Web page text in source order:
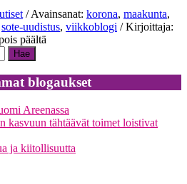
/ Avainsanat: korona, maakunta,
sote-uudistus, viikkoblogi / Kirjoittaja:
päältä
saadaanko
aikaan
hallituskaudella?
blogaukset
Areenassa
kasvuun tähtäävät toimet loistivat
ja kiitollisuutta